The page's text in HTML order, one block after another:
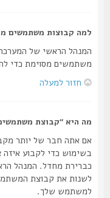
למה קבוצות משתמשים
המנהל הראשי של המערכת
משתמשים מסוימת כדי להפוך
חזור למעלה
מה היא “קבוצת משתמשים
אם אתה חבר של יותר
בשימוש כדי לקבוע איזה צבע
כברירת מחדל. המנהל
לשנות את קבוצת
למשתמש שלך.